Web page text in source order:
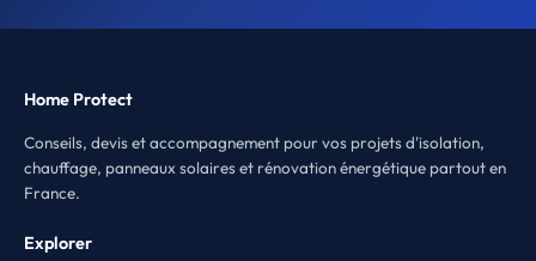
Home Protect
Conseils, devis et accompagnement pour vos projets d'isolation,
chauffage, panneaux solaires et rénovation énergétique partout en
France.
Explorer